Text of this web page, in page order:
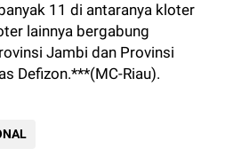
11 di antaranya kloter
lainnya bergabung
Jambi dan Provinsi
Defizon.***(MC-Riau).